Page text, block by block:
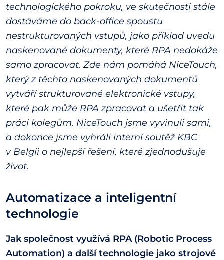
technologického pokroku, ve skutečnosti stále
dostáváme do back-office spoustu
nestrukturovaných vstupů, jako příklad uvedu
naskenované dokumenty, které RPA nedokáže
samo zpracovat. Zde nám pomáhá NiceTouch,
který z těchto naskenovaných dokumentů
vytváří strukturované elektronické vstupy,
které pak může RPA zpracovat a ušetřit tak
práci kolegům. NiceTouch jsme vyvinuli sami,
a dokonce jsme vyhráli interní soutěž KBC
v Belgii o nejlepší řešení, které zjednodušuje
život.
Automatizace a inteligentní
technologie
Jak společnost využívá RPA (Robotic Process
Automation) a další technologie jako strojové